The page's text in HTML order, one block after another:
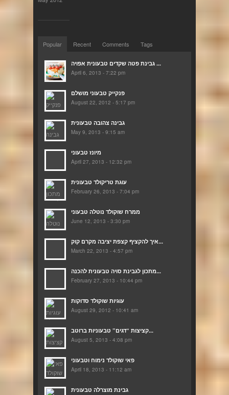
Popular Recent Comments Tags
גבינת פטה שקדים טבעונית אפויה ...
April 6, 2013 - 7:22 pm
פנקייק טבעוני מושלם
August 22, 2012 - 5:17 pm
גבינה צהובה טבעונית
May 9, 2013 - 9:15 am
מיונז טבעוני
April 27, 2013 - 12:32 pm
עוגת טריקולד טבעונית
February 26, 2013 - 7:04 pm
ממרח שוקולד נוטלה טבעוני
June 12, 2013 - 3:30 pm
איך להקציף קצפת יציבה מקרם קוק...
March 22, 2013 - 4:57 pm
מתכון לגבינת סויה טבעונית להכנה...
February 27, 2013 - 10:44 pm
עוגיות שוקולד סדוקות
August 29, 2012 - 10:41 am
קציצות “דגים” טבעוניות ברוטב...
August 5, 2013 - 4:08 pm
פאי שוקולד נימוח וטבעוני
April 18, 2013 - 11:12 am
גבינת מוצרלה טבעונית